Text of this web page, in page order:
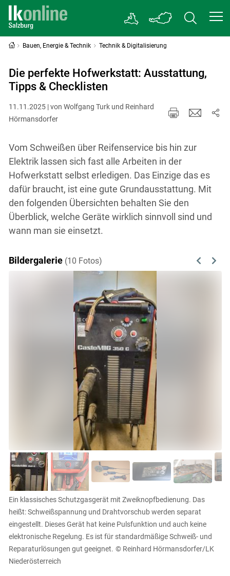
Bauen, Energie & Technik Technik & Digitalisierung
Die perfekte Hofwerkstatt: Ausstattung,
Tipps & Checklisten
11.11.2025 | von Wolfgang Turk und Reinhard
Hörmansdorfer
Vom Schweißen über Reifenservice bis hin zur
Elektrik lassen sich fast alle Arbeiten in der
Hofwerkstatt selbst erledigen. Das Einzige das es
dafür braucht, ist eine gute Grundausstattung. Mit
den folgenden Übersichten behalten Sie den
Überblick, welche Geräte wirklich sinnvoll sind und
wann man sie einsetzt.
Bildergalerie (10 Fotos) Previous
Next
Ein klassisches Schutzgasgerät mit Zweiknopfbedienung. Das
heißt: Schweißspannung und Drahtvorschub werden separat
eingestellt. Dieses Gerät hat keine Pulsfunktion und auch keine
elektronische Regelung. Es ist für standardmäßige Schweiß- und
Reparaturlösungen gut geeignet. © Reinhard Hörmansdorfer/LK
Niederösterreich